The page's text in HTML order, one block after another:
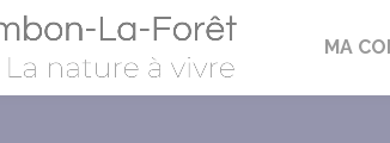
Chambon-
MA